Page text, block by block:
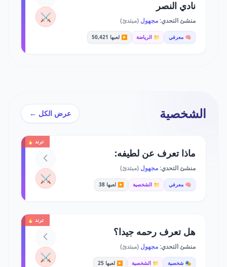
نادي النصر
منشئ التحدي:مجهول (مبتدئ)
🧠 معرفي 📁 الرياضة ▶️ لعبها 50,421
⚔️
الشخصية عرض الكل ←
ترند 🔥
ماذا تعرف عن لطيفه:
منشئ التحدي:مجهول (مبتدئ)
🧠 معرفي 📁 الشخصية ▶️ لعبها 38 ⚔️
ترند 🔥
هل تعرف رحمه جيدا؟
منشئ التحدي:مجهول (مبتدئ)
🎭 شخصية 📁 الشخصية ▶️ لعبها 25 ⚔️